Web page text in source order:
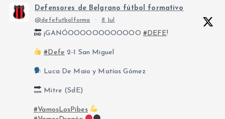
Defensores de Belgrano fútbol formativo
@defefutbolforma · 8 Jul
¡GANÓOOOOOOOOOOOO #DEFE!
#Defe 2-1 San Miguel
Luca De Maio y Matías Gómez
Mitre (SdE)
#VamosLosPibes